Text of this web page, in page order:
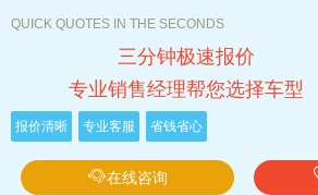
QUICK QUOTES IN THE SECONDS
三分钟极速报价
专业销售经理帮您选择车型
报价清晰 专业客服 省钱省心
在线咨询